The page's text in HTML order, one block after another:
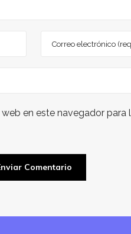
en este navegador